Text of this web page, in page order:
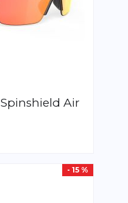
Spinshield Air
- 15 %